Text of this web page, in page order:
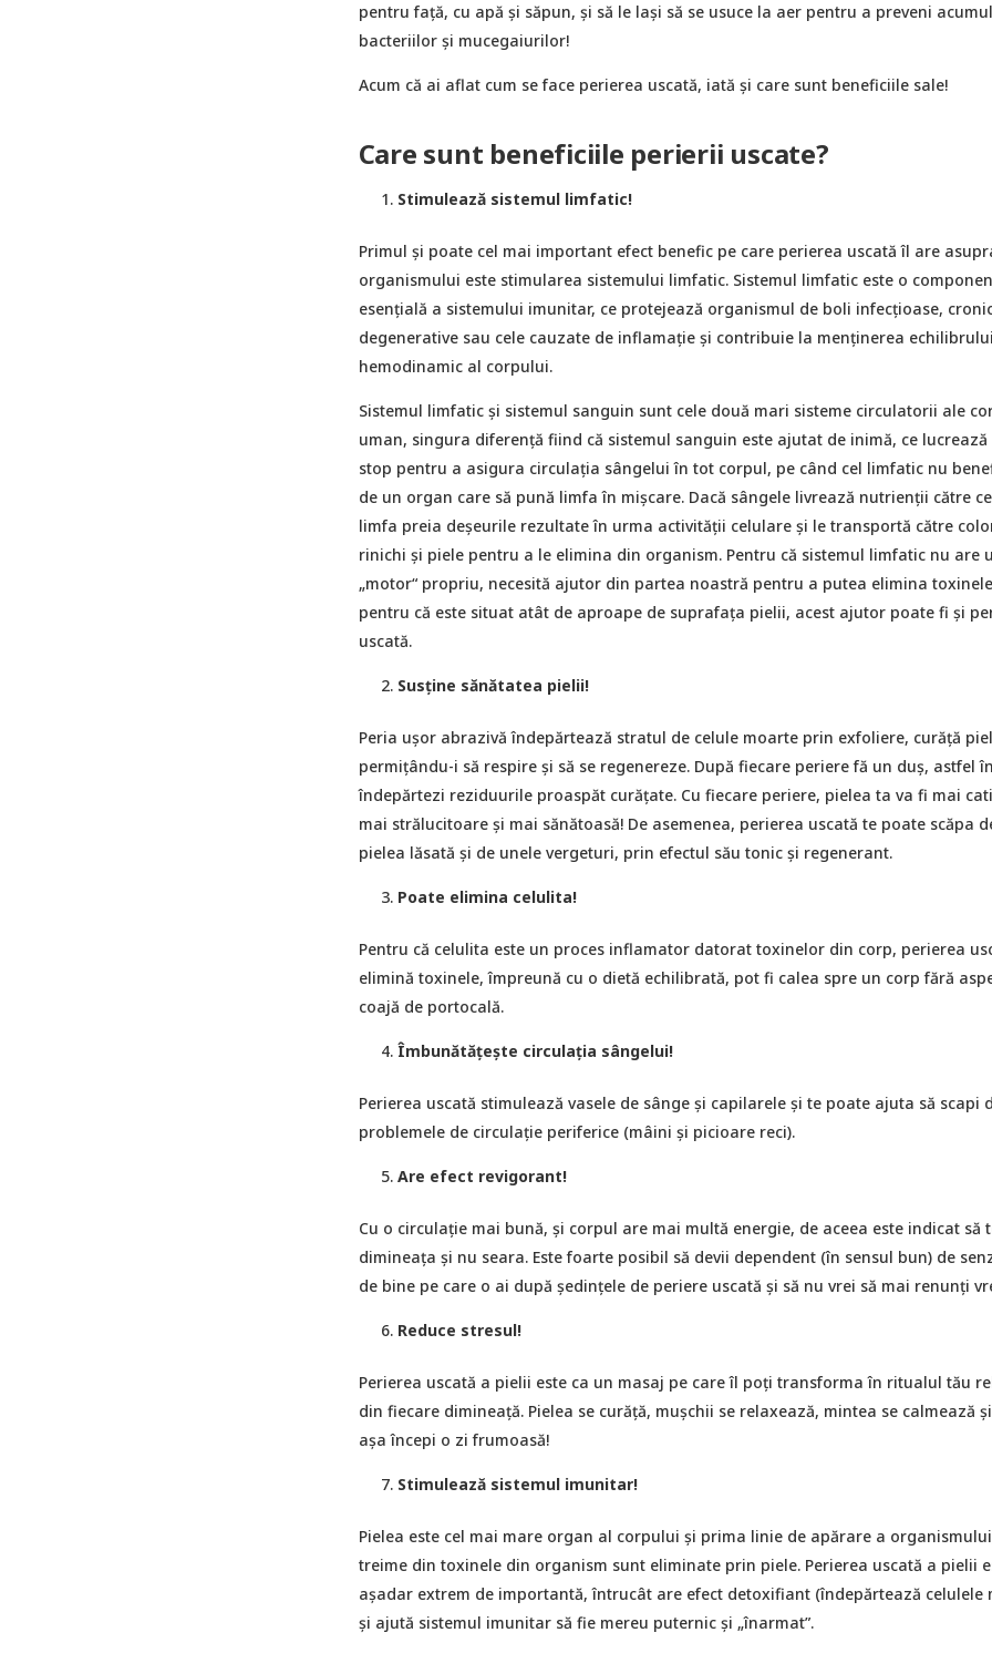
pentru față, cu apă și săpun, și să le lași să se usuce la aer pentru a preveni
bacteriilor și mucegaiurilor!
Acum că ai aflat cum se face perierea uscată, iată și care sunt beneficiile sale!
Care sunt beneficiile perierii uscate?
Stimulează sistemul limfatic!
Primul și poate cel mai important efect benefic pe care perierea uscată îl are
organismului este stimularea sistemului limfatic. Sistemul limfatic este o
esențială a sistemului imunitar, ce protejează organismul de boli infecțioase,
degenerative sau cele cauzate de inflamație și contribuie la menținerea echilibrului
hemodinamic al corpului.
Sistemul limfatic și sistemul sanguin sunt cele două mari sisteme circulatorii ale
uman, singura diferență fiind că sistemul sanguin este ajutat de inimă, ce lucrează
stop pentru a asigura circulația sângelui în tot corpul, pe când cel limfatic nu
de un organ care să pună limfa în mișcare. Dacă sângele livrează nutrienții către
limfa preia deșeurile rezultate în urma activității celulare și le transportă către
rinichi și piele pentru a le elimina din organism. Pentru că sistemul limfatic nu are
„motor“ propriu, necesită ajutor din partea noastră pentru a putea elimina
pentru că este situat atât de aproape de suprafața pielii, acest ajutor poate fi și
uscată.
Susține sănătatea pielii!
Peria ușor abrazivă îndepărtează stratul de celule moarte prin exfoliere, curăță
permițându-i să respire și să se regenereze. După fiecare periere fă un duș, astfel
îndepărtezi reziduurile proaspăt curățate. Cu fiecare periere, pielea ta va fi mai
mai strălucitoare și mai sănătoasă! De asemenea, perierea uscată te poate scăpa
pielea lăsată și de unele vergeturi, prin efectul său tonic și regenerant.
Poate elimina celulita!
Pentru că celulita este un proces inflamator datorat toxinelor din corp, perierea
elimină toxinele, împreună cu o dietă echilibrată, pot fi calea spre un corp fără
coajă de portocală.
Îmbunătățește circulația sângelui!
Perierea uscată stimulează vasele de sânge și capilarele și te poate ajuta să scapi
problemele de circulație periferice (mâini și picioare reci).
Are efect revigorant!
Cu o circulație mai bună, și corpul are mai multă energie, de aceea este indicat să
dimineața și nu seara. Este foarte posibil să devii dependent (în sensul bun) de
de bine pe care o ai după ședințele de periere uscată și să nu vrei să mai renunți
Reduce stresul!
Perierea uscată a pielii este ca un masaj pe care îl poți transforma în ritualul tău
din fiecare dimineață. Pielea se curăță, mușchii se relaxează, mintea se calmează
așa începi o zi frumoasă!
Stimulează sistemul imunitar!
Pielea este cel mai mare organ al corpului și prima linie de apărare a
treime din toxinele din organism sunt eliminate prin piele. Perierea uscată a pielii
așadar extrem de importantă, întrucât are efect detoxifiant (îndepărtează celulele
și ajută sistemul imunitar să fie mereu puternic și „înarmat”.